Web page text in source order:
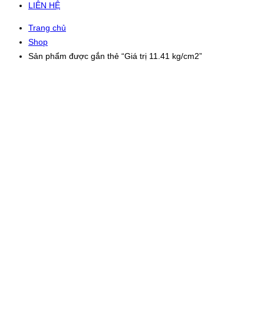
LIÊN HỆ
Trang chủ
Shop
Sản phẩm được gắn thẻ “Giá trị 11.41 kg/cm2”